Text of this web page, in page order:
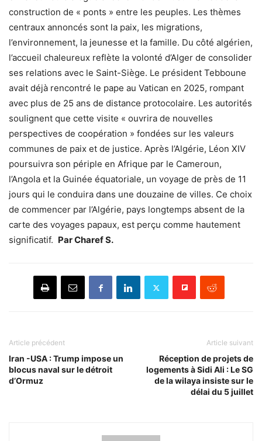
construction de « ponts » entre les peuples. Les thèmes
centraux annoncés sont la paix, les migrations,
l’environnement, la jeunesse et la famille. Du côté algérien,
l’accueil chaleureux reflète la volonté d’Alger de consolider
ses relations avec le Saint-Siège. Le président Tebboune
avait déjà rencontré le pape au Vatican en 2025, rompant
avec plus de 25 ans de distance protocolaire. Les autorités
soulignent que cette visite « ouvrira de nouvelles
perspectives de coopération » fondées sur les valeurs
communes de paix et de justice. Après l’Algérie, Léon XIV
poursuivra son périple en Afrique par le Cameroun,
l’Angola et la Guinée équatoriale, un voyage de près de 11
jours qui le conduira dans une douzaine de villes. Ce choix
de commencer par l’Algérie, pays longtemps absent de la
carte des voyages papaux, est perçu comme hautement
significatif. Par Charef S.
Article précédent
Iran -USA : Trump impose un
blocus naval sur le détroit
d’Ormuz
Article suivant
Réception de projets de
logements à Sidi Ali : Le SG
de la wilaya insiste sur le
délai du 5 juillet